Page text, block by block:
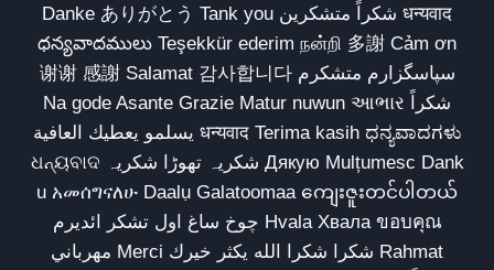
Danke ありがとう Tank you شكراً متشكرين धन्यवाद
ధన్యవాదములు Teşekkür ederim நன்றி 多謝 Cảm ơn
谢谢 感謝 Salamat 감사합니다 سپاسگزارم متشکرم
Na gode Asante Grazie Matur nuwun આભાર شكراً
يسلمو يعطيك العافية धन्यवाद Terima kasih ಧನ್ಯವಾದಗಳು
ଧନ୍ୟବାଦ شکریہ تھوڑا شکریہ Дякую Mulțumesc Dank
u አመሰግናለሁ Daalụ Galatoomaa ကျေးဇူးတင်ပါတယ်
چوخ ساغ اول تشکر ائدیرم Hvala Хвала ขอบคุณ
مهرباني Merci شكرا شكرا الله يكثر خيرك Rahmat